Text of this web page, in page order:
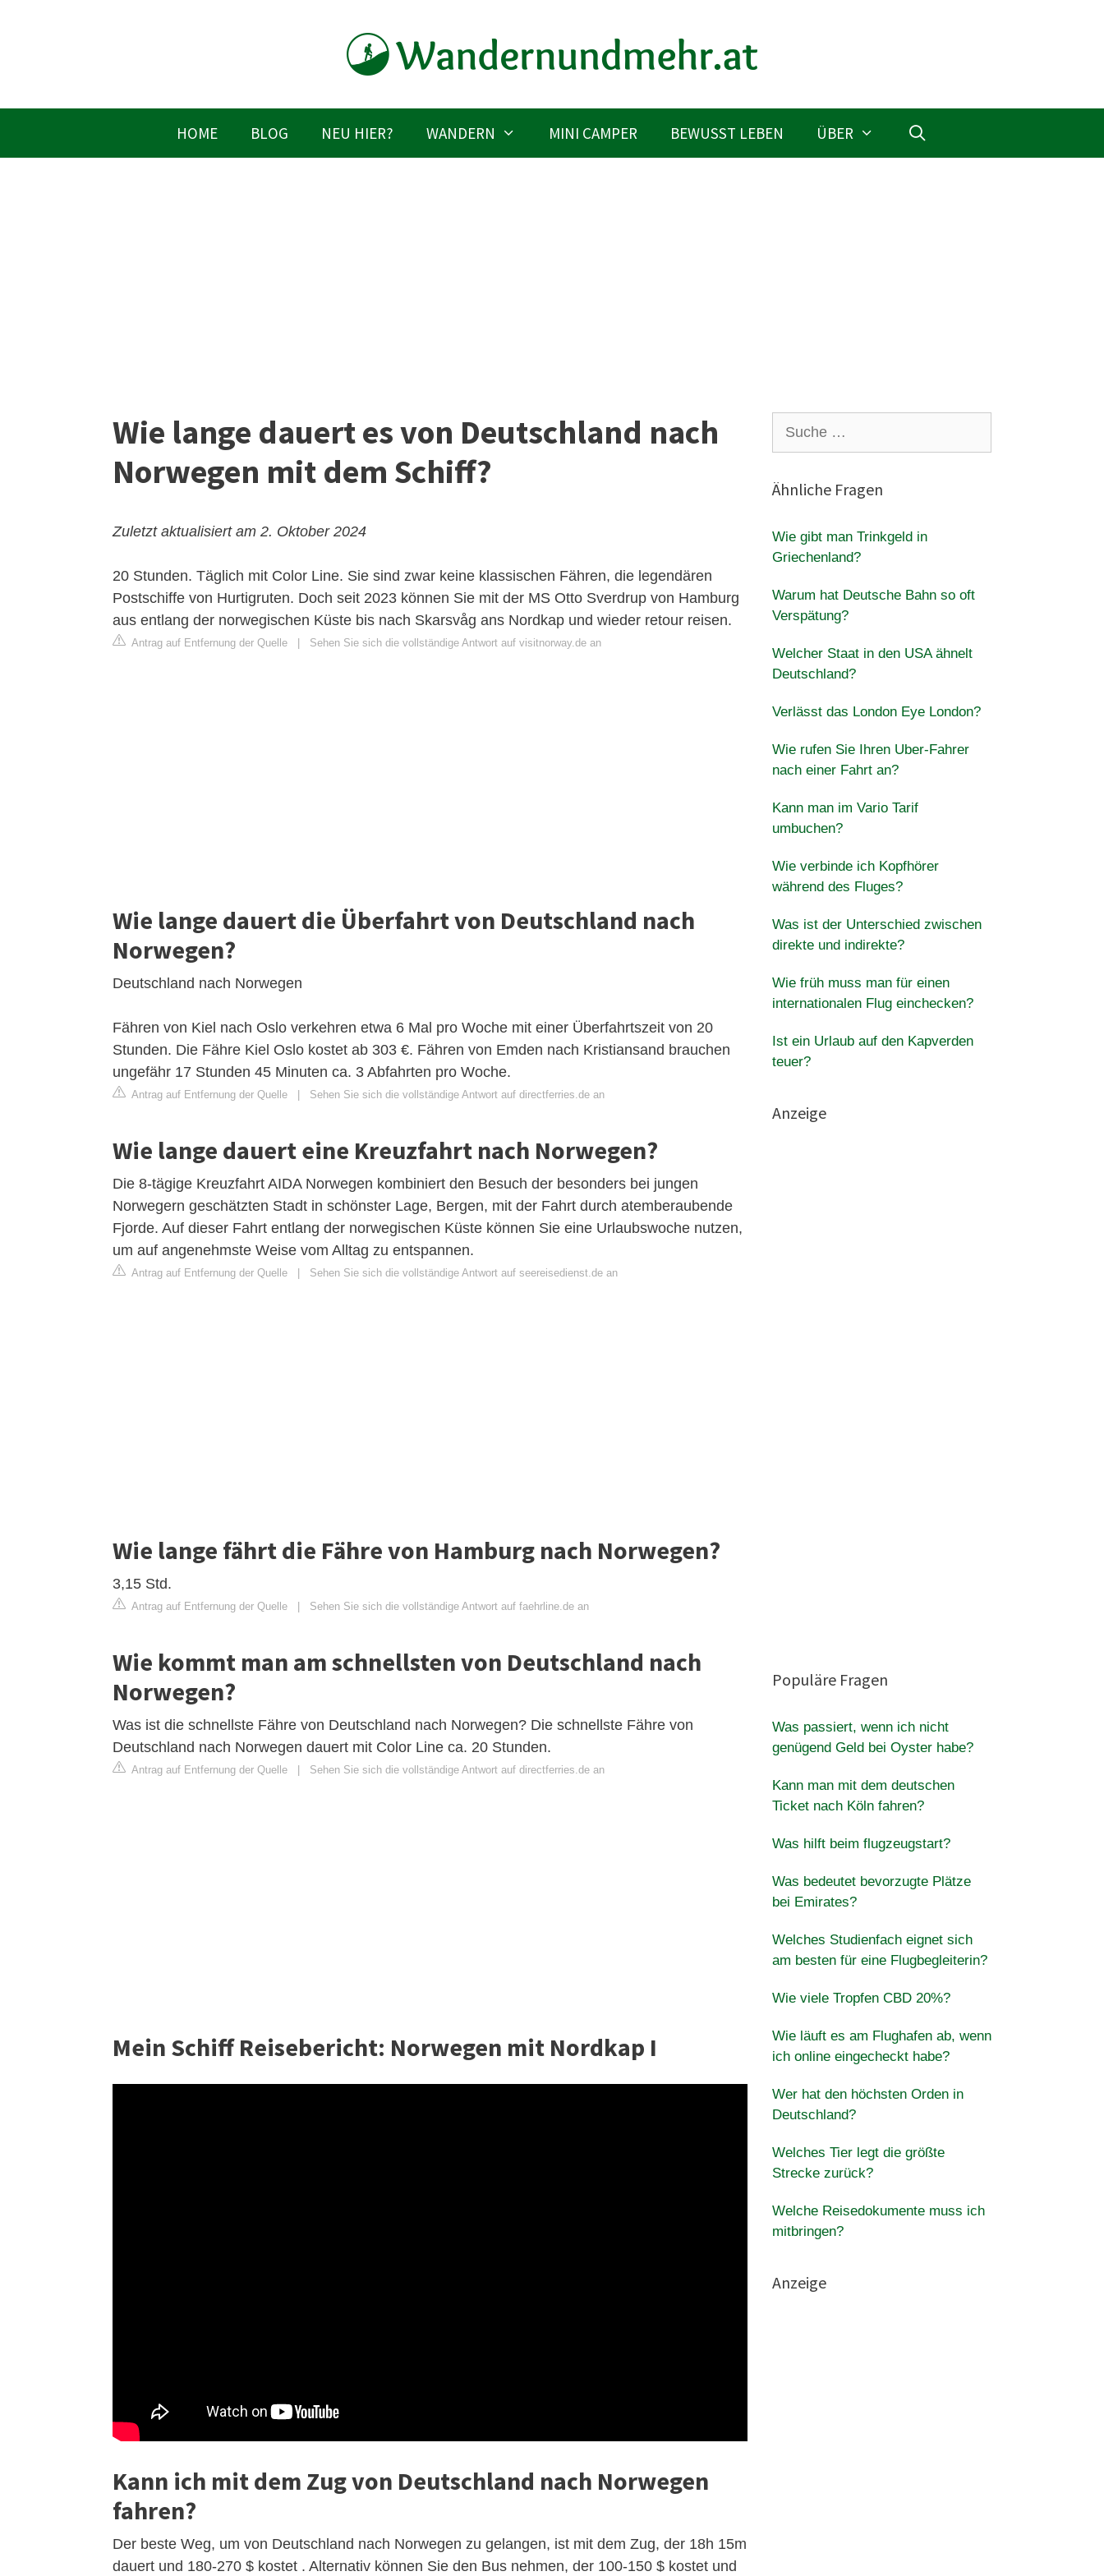
HOME BLOG NEU HIER? WANDERN MINI CAMPER BEWUSST LEBEN ÜBER
Wie lange dauert es von Deutschland nach
Norwegen mit dem Schiff?
Zuletzt aktualisiert am 2. Oktober 2024
20 Stunden. Täglich mit Color Line. Sie sind zwar keine klassischen Fähren, die legendären
Postschiffe von Hurtigruten. Doch seit 2023 können Sie mit der MS Otto Sverdrup von Hamburg
aus entlang der norwegischen Küste bis nach Skarsvåg ans Nordkap und wieder retour reisen.
Antrag auf Entfernung der Quelle Sehen Sie sich die vollständige Antwort auf visitnorway.de an
Wie lange dauert die Überfahrt von Deutschland nach
Norwegen?
Deutschland nach Norwegen
Fähren von Kiel nach Oslo verkehren etwa 6 Mal pro Woche mit einer Überfahrtszeit von 20
Stunden. Die Fähre Kiel Oslo kostet ab 303 €. Fähren von Emden nach Kristiansand brauchen
ungefähr 17 Stunden 45 Minuten ca. 3 Abfahrten pro Woche.
Antrag auf Entfernung der Quelle Sehen Sie sich die vollständige Antwort auf directferries.de an
Wie lange dauert eine Kreuzfahrt nach Norwegen?
Die 8-tägige Kreuzfahrt AIDA Norwegen kombiniert den Besuch der besonders bei jungen
Norwegern geschätzten Stadt in schönster Lage, Bergen, mit der Fahrt durch atemberaubende
Fjorde. Auf dieser Fahrt entlang der norwegischen Küste können Sie eine Urlaubswoche nutzen,
um auf angenehmste Weise vom Alltag zu entspannen.
Antrag auf Entfernung der Quelle Sehen Sie sich die vollständige Antwort auf seereisedienst.de an
Wie lange fährt die Fähre von Hamburg nach Norwegen?
3,15 Std.
Antrag auf Entfernung der Quelle Sehen Sie sich die vollständige Antwort auf faehrline.de an
Wie kommt man am schnellsten von Deutschland nach
Norwegen?
Was ist die schnellste Fähre von Deutschland nach Norwegen? Die schnellste Fähre von
Deutschland nach Norwegen dauert mit Color Line ca. 20 Stunden.
Antrag auf Entfernung der Quelle Sehen Sie sich die vollständige Antwort auf directferries.de an
Mein Schiff Reisebericht: Norwegen mit Nordkap I
Kann ich mit dem Zug von Deutschland nach Norwegen
fahren?
Der beste Weg, um von Deutschland nach Norwegen zu gelangen, ist mit dem Zug, der 18h 15m
dauert und 180-270 $ kostet . Alternativ können Sie den Bus nehmen, der 100-150 $ kostet und
nach:
Ähnliche Fragen
Wie gibt man Trinkgeld in
Griechenland?
Warum hat Deutsche Bahn so oft
Verspätung?
Welcher Staat in den USA ähnelt
Deutschland?
Verlässt das London Eye London?
Wie rufen Sie Ihren Uber-Fahrer
nach einer Fahrt an?
Kann man im Vario Tarif
umbuchen?
Wie verbinde ich Kopfhörer
während des Fluges?
Was ist der Unterschied zwischen
direkte und indirekte?
Wie früh muss man für einen
internationalen Flug einchecken?
Ist ein Urlaub auf den Kapverden
teuer?
Anzeige
Populäre Fragen
Was passiert, wenn ich nicht
genügend Geld bei Oyster habe?
Kann man mit dem deutschen
Ticket nach Köln fahren?
Was hilft beim flugzeugstart?
Was bedeutet bevorzugte Plätze
bei Emirates?
Welches Studienfach eignet sich
am besten für eine Flugbegleiterin?
Wie viele Tropfen CBD 20%?
Wie läuft es am Flughafen ab, wenn
ich online eingecheckt habe?
Wer hat den höchsten Orden in
Deutschland?
Welches Tier legt die größte
Strecke zurück?
Welche Reisedokumente muss ich
mitbringen?
Anzeige